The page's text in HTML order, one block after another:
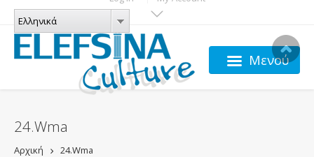
Παράκαμψη προς το κυρίως περιεχόμενο
ΓΛΏΣΣΕΣ
Ελληνικά
Ελληνικά
Μενού
24.wma
Αρχική 24.wma